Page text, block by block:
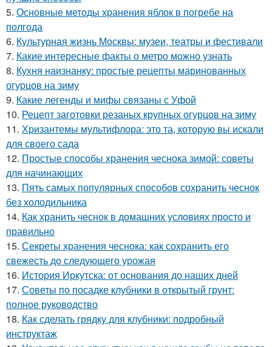
5. Основные методы хранения яблок в погребе на
полгода
6. Культурная жизнь Москвы: музеи, театры и фестивали
7. Какие интересные факты о метро можно узнать
8. Кухня наизнанку: простые рецепты маринованных
огурцов на зиму
9. Какие легенды и мифы связаны с Уфой
10. Рецепт заготовки резаных крупных огурцов на зиму
11. Хризантемы мультифлора: это та, которую вы искали
для своего сада
12. Простые способы хранения чеснока зимой: советы
для начинающих
13. Пять самых популярных способов сохранить чеснок
без холодильника
14. Как хранить чеснок в домашних условиях просто и
правильно
15. Секреты хранения чеснока: как сохранить его
свежесть до следующего урожая
16. История Иркутска: от основания до наших дней
17. Советы по посадке клубники в открытый грунт:
полное руководство
18. Как сделать грядку для клубники: подробный
инструктаж